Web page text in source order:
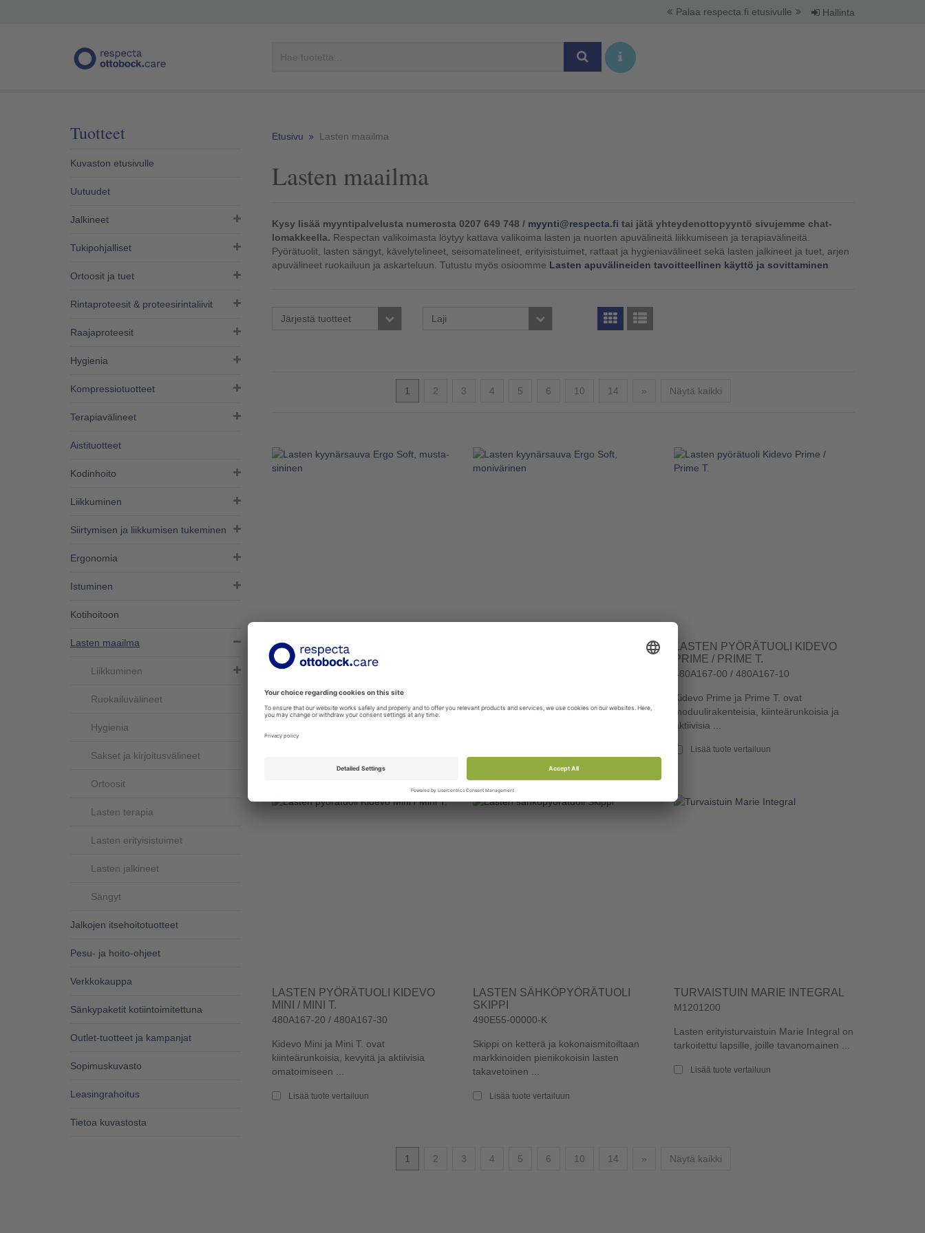
Palaa respecta.fi etusivulle Hallinta
Tuotteet
Kuvaston etusivulle
Uutuudet
Jalkineet
Tukipohjalliset
Ortoosit ja tuet
Rintaproteesit & proteesirintaliivit​
Raajaproteesit
Hygienia
Kompressiotuotteet
Terapiavälineet
Aistituotteet
Kodinhoito
Liikkuminen
Siirtymisen ja liikkumisen tukeminen
Ergonomia
Istuminen
Kotihoitoon
Lasten maailma
Liikkuminen
Ruokailuvälineet
Hygienia
Sakset ja kirjoitusvälineet
Ortoosit
Lasten terapia
Lasten erityisistuimet
Lasten jalkineet
Sängyt
Jalkojen itsehoitotuotteet
Pesu- ja hoito-ohjeet
Verkkokauppa
Sänkypaketit kotiintoimitettuna
Outlet-tuotteet ja kampanjat
Sopimuskuvasto
Leasingrahoitus
Tietoa kuvastosta
Etusivu Lasten maailma
Lasten maailma
Kysy lisää myyntipalvelusta numerosta 0207 649 748 / myynti@respecta.fi tai jätä yhteydenottopyyntö sivujemme chat-
lomakkeella. Respectan valikoimasta löytyy kattava valikoima lasten ja nuorten apuvälineitä liikkumiseen ja terapiavälineitä.
Pyörätuolit, lasten sängyt, kävelytelineet, seisomatelineet, erityisistuimet, rattaat ja hygieniavälineet sekä lasten jalkineet ja tuet, arjen
apuvälineet ruokailuun ja askarteluun. Tutustu myös osioomme Lasten apuvälineiden tavoitteellinen käyttö ja sovittaminen
Järjestä tuotteet Laji
1 2 3 4 5 6 10 14 »SeuraavaNäytä kaikki
LASTEN KYYNÄRSAUVA ERGO
SOFT, MUSTA-SININEN
Alumiininen lasten kyynärsauva pehmein
Ergo Soft grip -käsikahvoin. Laadukkaat,
Ergo Soft grip -käsikahvoin. Laadukkaat,
LASTEN PYÖRÄTUOLI KIDEVO
PRIME / PRIME T.
480A167-00 / 480A167-10
Kidevo Prime ja Prime T. ovat
moduulirakenteisia, kiinteärunkoisia ja
aktiivisia ...
Lisää tuote vertailuun
LASTEN PYÖRÄTUOLI KIDEVO
MINI / MINI T.
480A167-20 / 480A167-30
Kidevo Mini ja Mini T. ovat
kiinteärunkoisia, kevyitä ja aktiivisia
omatoimiseen ...
Lisää tuote vertailuun
LASTEN SÄHKÖPYÖRÄTUOLI
SKIPPI
490E55-00000-K
Skippi on ketterä ja kokonaismitoiltaan
markkinoiden pienikokoisin lasten
takavetoinen ...
Lisää tuote vertailuun
TURVAISTUIN MARIE INTEGRAL
M1201200
Lasten erityisturvaistuin Marie Integral on
tarkoitettu lapsille, joille tavanomainen ...
Lisää tuote vertailuun
1 2 3 4 5 6 10 14 »SeuraavaNäytä kaikki